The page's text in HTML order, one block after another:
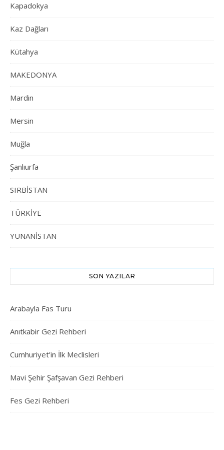
Kapadokya
Kaz Dağları
Kütahya
MAKEDONYA
Mardin
Mersin
Muğla
Şanlıurfa
SIRBİSTAN
TÜRKİYE
YUNANİSTAN
SON YAZILAR
Arabayla Fas Turu
Anıtkabir Gezi Rehberi
Cumhuriyet’in İlk Meclisleri
Mavi Şehir Şafşavan Gezi Rehberi
Fes Gezi Rehberi